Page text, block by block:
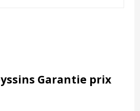
Garantie prix